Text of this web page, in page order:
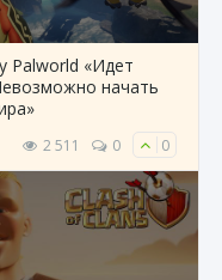
Palworld «Идет
начать
2 511 0 0